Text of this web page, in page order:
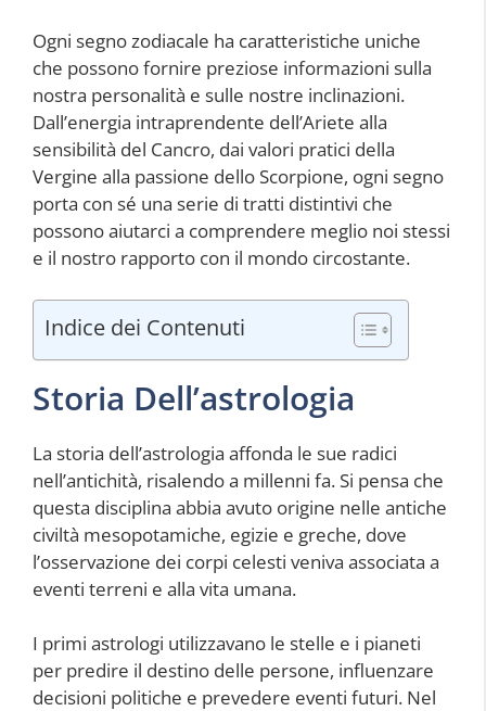
Ogni segno zodiacale ha caratteristiche uniche
che possono fornire preziose informazioni sulla
nostra personalità e sulle nostre inclinazioni.
Dall’energia intraprendente dell’Ariete alla
sensibilità del Cancro, dai valori pratici della
Vergine alla passione dello Scorpione, ogni segno
porta con sé una serie di tratti distintivi che
possono aiutarci a comprendere meglio noi stessi
e il nostro rapporto con il mondo circostante.
Indice dei Contenuti
Storia Dell’astrologia
La storia dell’astrologia affonda le sue radici
nell’antichità, risalendo a millenni fa. Si pensa che
questa disciplina abbia avuto origine nelle antiche
civiltà mesopotamiche, egizie e greche, dove
l’osservazione dei corpi celesti veniva associata a
eventi terreni e alla vita umana.
I primi astrologi utilizzavano le stelle e i pianeti
per predire il destino delle persone, influenzare
decisioni politiche e prevedere eventi futuri. Nel